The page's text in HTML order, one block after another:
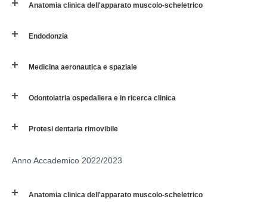
Anatomia clinica dell'apparato muscolo-scheletrico
Endodonzia
Medicina aeronautica e spaziale
Odontoiatria ospedaliera e in ricerca clinica
Protesi dentaria rimovibile
Anno Accademico 2022/2023
Anatomia clinica dell'apparato muscolo-scheletrico